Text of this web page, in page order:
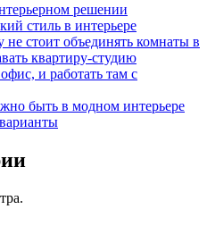
решении
стиль в интерьере
стоит объединять комнаты в
квартиру-студию
и работать там с
быть в модном интерьере